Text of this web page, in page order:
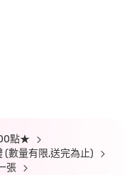
點★
數量有限,送完為止)
張